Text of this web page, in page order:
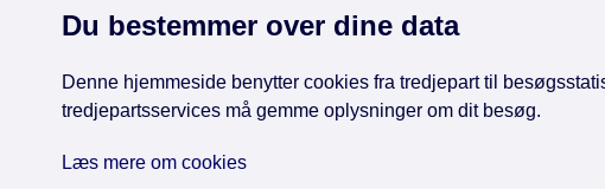
Du bestemmer over dine data
Denne hjemmeside benytter cookies fra tredjepart til
tredjepartsservices må gemme oplysninger om dit besøg.
Læs mere om cookies